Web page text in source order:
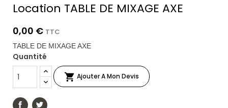
Location TABLE DE MIXAGE AXE
0,00 € TTC
TABLE DE MIXAGE AXE
Quantité
 Ajouter A Mon Devis